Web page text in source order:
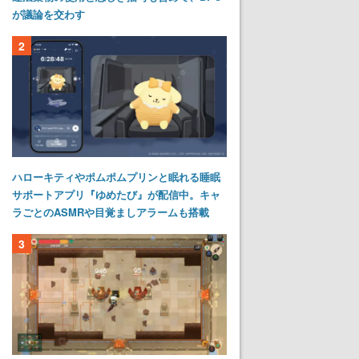
が議論を交わす
2
ハローキティやポムポムプリンと眠れる睡眠
サポートアプリ『ゆめたび』が配信中。キャ
ラごとのASMRや目覚ましアラームも搭載
3